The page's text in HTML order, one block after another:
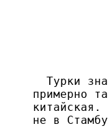
Турки
примерно
не в